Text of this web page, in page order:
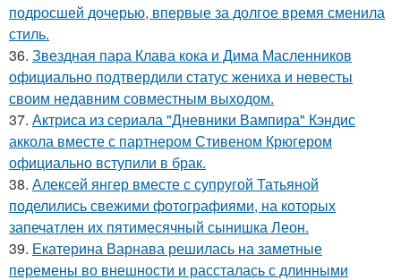
подросшей дочерью, впервые за долгое время сменила
стиль.
36. Звездная пара Клава кока и Дима Масленников
официально подтвердили статус жениха и невесты
своим недавним совместным выходом.
37. Актриса из сериала "Дневники Вампира" Кэндис
аккола вместе с партнером Стивеном Крюгером
официально вступили в брак.
38. Алексей янгер вместе с супругой Татьяной
поделились свежими фотографиями, на которых
запечатлен их пятимесячный сынишка Леон.
39. Екатерина Варнава решилась на заметные
перемены во внешности и рассталась с длинными